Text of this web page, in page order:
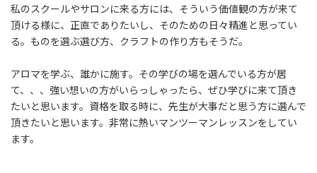
私のスクールやサロンに来る方には、そういう価値観の方が来て
頂ける様に、正直でありたいし、そのための日々精進と思ってい
る。ものを選ぶ選び方、クラフトの作り方もそうだ。
アロマを学ぶ、誰かに施す。その学びの場を選んでいる方が居
て、、、強い想いの方がいらっしゃったら、ぜひ学びに来て頂き
たいと思います。資格を取る時に、先生が大事だと思う方に選んで
頂きたいと思います。非常に熱いマンツーマンレッスンをしてい
ます。